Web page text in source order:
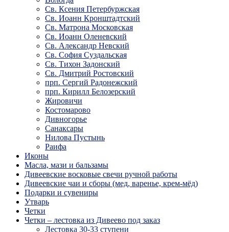
Св. Ксения Петербуржская
Св. Иоанн Кронштадтский
Св. Матрона Московская
Св. Иоанн Оленевский
Св. Александр Невский
Св. София Суздальская
Св. Тихон Задонский
Св. Дмитрий Ростовский
прп. Сергий Радонежский
прп. Кирилл Белозерский
Жировичи
Костомарово
Дивногорье
Санаксары
Нилова Пустынь
Раифа
Иконы
Масла, мази и бальзамы
Дивеевские восковые свечи ручной работы
Дивеевские чаи и сборы (мед, варенье, крем-мёд)
Подарки и сувениры
Утварь
Четки
Четки – лестовка из Дивеево под заказ
Лестовка 30-33 ступени